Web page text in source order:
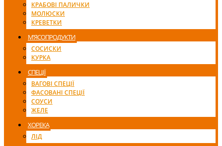
КРАБОВІ ПАЛИЧКИ
МОЛЮСКИ
КРЕВЕТКИ
М’ЯСОПРОДУКТИ
СОСИСКИ
КУРКА
СПЕЦІЇ
ВАГОВІ СПЕЦІЇ
ФАСОВАНІ СПЕЦІЇ
СОУСИ
ЖЕЛЕ
ХОРЕКА
ЛІД